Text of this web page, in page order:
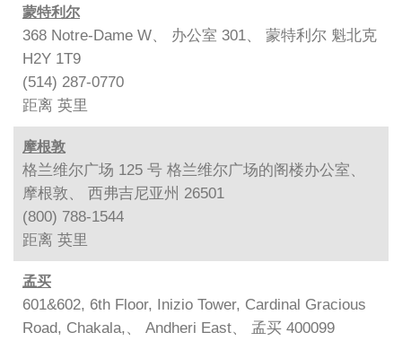
蒙特利尔
368 Notre-Dame W、 办公室 301、 蒙特利尔 魁北克
H2Y 1T9
(514) 287-0770
距离 英里
摩根敦
格兰维尔广场 125 号 格兰维尔广场的阁楼办公室、
摩根敦、 西弗吉尼亚州 26501
(800) 788-1544
距离 英里
孟买
601&602, 6th Floor, Inizio Tower, Cardinal Gracious
Road, Chakala,、 Andheri East、 孟买 400099